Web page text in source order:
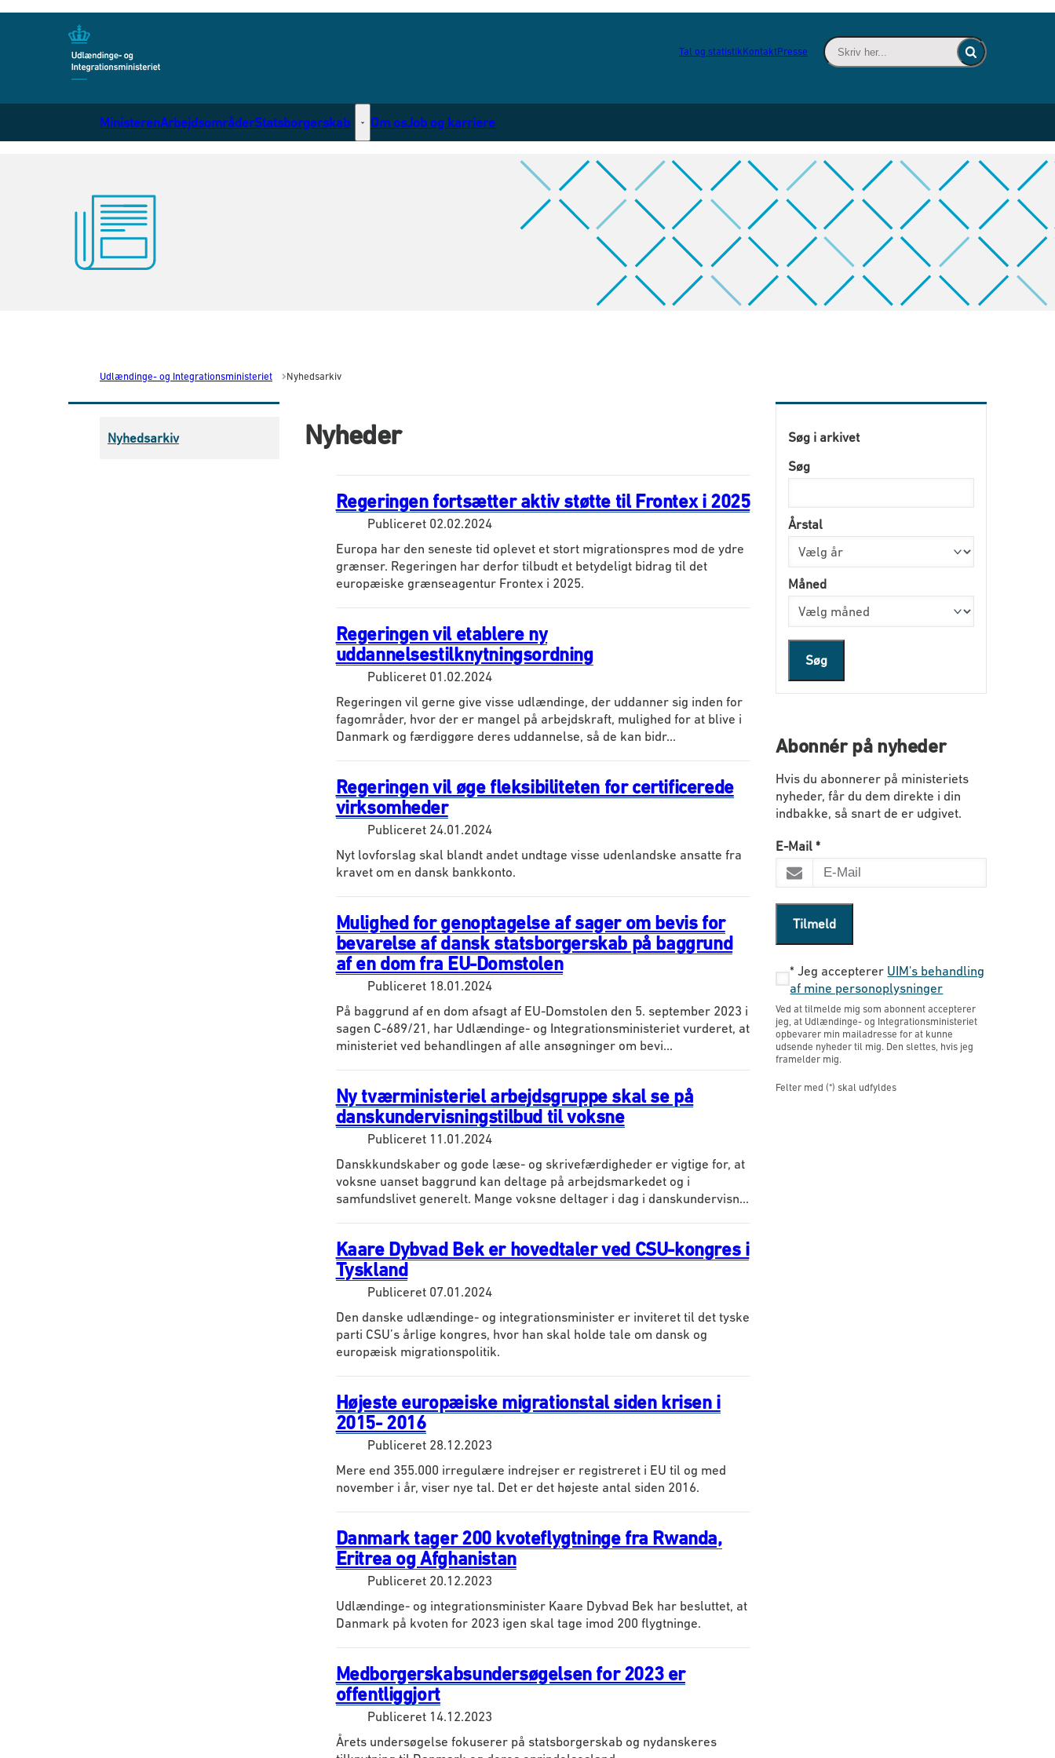
Tal og statistikKontaktPresse
Skriv her... - Indsæt søgeord for at søge
Fold søgefelt ind
MinisterenArbejdsområderStatsborgerskab Statsborgerskab - Flere links
Om osJob og karriere
Udlændinge- og Integrationsministeriet Nyhedsarkiv
Nyhedsarkiv Nyheder
Regeringen fortsætter aktiv støtte til Frontex i 2025
Publiceret 02.02.2024
Europa har den seneste tid oplevet et stort migrationspres mod de ydre
grænser. Regeringen har derfor tilbudt et betydeligt bidrag til det
europæiske grænseagentur Frontex i 2025.
Regeringen vil etablere ny
uddannelsestilknytningsordning
Publiceret 01.02.2024
Regeringen vil gerne give visse udlændinge, der uddanner sig inden for
fagområder, hvor der er mangel på arbejdskraft, mulighed for at blive i
Danmark og færdiggøre deres uddannelse, så de kan bidr...
Regeringen vil øge fleksibiliteten for certificerede
virksomheder
Publiceret 24.01.2024
Nyt lovforslag skal blandt andet undtage visse udenlandske ansatte fra
kravet om en dansk bankkonto.
Mulighed for genoptagelse af sager om bevis for
bevarelse af dansk statsborgerskab på baggrund
af en dom fra EU-Domstolen
Publiceret 18.01.2024
På baggrund af en dom afsagt af EU-Domstolen den 5. september 2023 i
sagen C-689/21, har Udlændinge- og Integrationsministeriet vurderet, at
ministeriet ved behandlingen af alle ansøgninger om bevi...
Ny tværministeriel arbejdsgruppe skal se på
danskundervisningstilbud til voksne
Publiceret 11.01.2024
Danskkundskaber og gode læse- og skrivefærdigheder er vigtige for, at
voksne uanset baggrund kan deltage på arbejdsmarkedet og i
samfundslivet generelt. Mange voksne deltager i dag i danskundervisn...
Kaare Dybvad Bek er hovedtaler ved CSU-kongres i
Tyskland
Publiceret 07.01.2024
Den danske udlændinge- og integrationsminister er inviteret til det tyske
parti CSU’s årlige kongres, hvor han skal holde tale om dansk og
europæisk migrationspolitik.
Højeste europæiske migrationstal siden krisen i
2015- 2016
Publiceret 28.12.2023
Mere end 355.000 irregulære indrejser er registreret i EU til og med
november i år, viser nye tal. Det er det højeste antal siden 2016.
Danmark tager 200 kvoteflygtninge fra Rwanda,
Eritrea og Afghanistan
Publiceret 20.12.2023
Udlændinge- og integrationsminister Kaare Dybvad Bek har besluttet, at
Danmark på kvoten for 2023 igen skal tage imod 200 flygtninge.
Medborgerskabsundersøgelsen for 2023 er
offentliggjort
Publiceret 14.12.2023
Årets undersøgelse fokuserer på statsborgerskab og nydanskeres
Søg i arkivet
Søg
Årstal
Måned
Søg
Abonnér på nyheder
Hvis du abonnerer på ministeriets
nyheder, får du dem direkte i din
indbakke, så snart de er udgivet.
E-Mail *
Tilmeld
*Jeg accepterer UIM's behandling
af mine personoplysninger
Ved at tilmelde mig som abonnent accepterer
jeg, at Udlændinge- og Integrationsministeriet
opbevarer min mailadresse for at kunne
udsende nyheder til mig. Den slettes, hvis jeg
framelder mig.
Felter med (*) skal udfyldes